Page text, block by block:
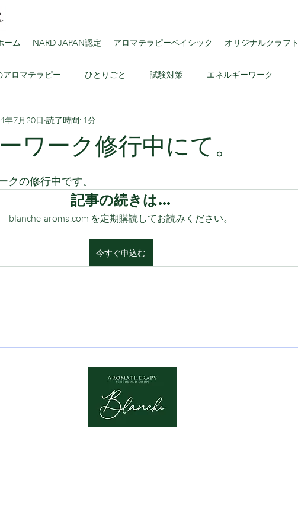
ーム NARD JAPAN認定 アロマテラピーベイシック オリジナルクラフト
アロマテラピー ひとりごと 試験対策 エネルギーワーク
マのススメ
ワーク修行中にて。
年7月20日 読了時間: 1分
価されています。
クの修行中です。
記事の続きは…
blanche-aroma.com を定期購読してお読みください。
今すぐ申込む